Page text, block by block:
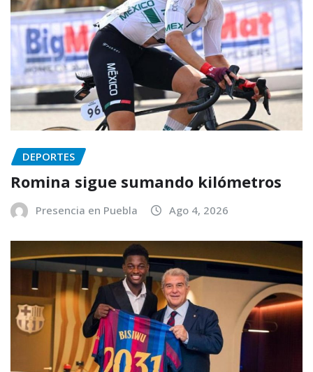
DEPORTES
Romina sigue sumando kilómetros
Presencia en Puebla Ago 4, 2026